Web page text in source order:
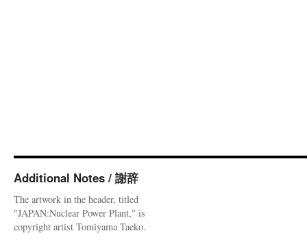
Additional Notes / 謝辞
The artwork in the header, titled
"JAPAN:Nuclear Power Plant," is
copyright artist Tomiyama Taeko.